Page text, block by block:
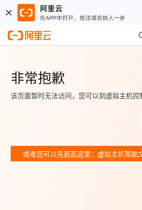
非常抱歉
该页面暂时无法访问，您可以到虚拟主机
或者您可以先逛逛这里：虚拟主机帮助